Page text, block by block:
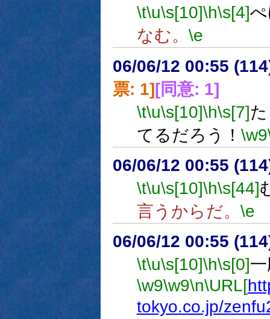
\t\u\s[10]\h\s[4]
なむ。 \e
06/06/12 00:55
票: 1][同意: 1]
\t\u\s[10]\h\s[7]
てるだろう！ \w9
06/06/12 00:55
\t\u\s[10]\h\s[44]
言うからだ。 \e
06/06/12 00:55
\t\u\s[10]\h\s[0]
\w9\w9\n\URL[
tokyo.co.jp/